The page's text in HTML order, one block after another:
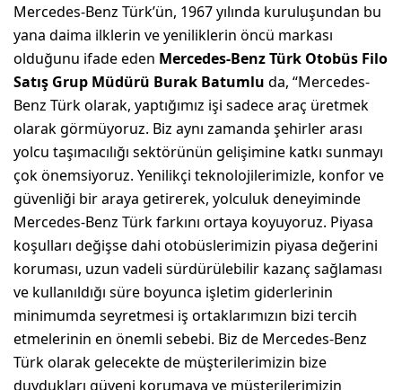
Mercedes-Benz Türk’ün, 1967 yılında kuruluşundan bu
yana daima ilklerin ve yeniliklerin öncü markası
olduğunu ifade eden Mercedes-Benz Türk Otobüs Filo
Satış Grup Müdürü Burak Batumlu da, “Mercedes-
Benz Türk olarak, yaptığımız işi sadece araç üretmek
olarak görmüyoruz. Biz aynı zamanda şehirler arası
yolcu taşımacılığı sektörünün gelişimine katkı sunmayı
çok önemsiyoruz. Yenilikçi teknolojilerimizle, konfor ve
güvenliği bir araya getirerek, yolculuk deneyiminde
Mercedes-Benz Türk farkını ortaya koyuyoruz. Piyasa
koşulları değişse dahi otobüslerimizin piyasa değerini
koruması, uzun vadeli sürdürülebilir kazanç sağlaması
ve kullanıldığı süre boyunca işletim giderlerinin
minimumda seyretmesi iş ortaklarımızın bizi tercih
etmelerinin en önemli sebebi. Biz de Mercedes-Benz
Türk olarak gelecekte de müşterilerimizin bize
duydukları güveni korumaya ve müşterilerimizin